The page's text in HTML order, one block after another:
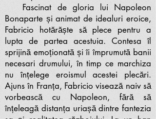
Fascinat de gloria lui Napoleon
Bonaparte și animat de idealuri eroice,
Fabricio hotărăște să plece pentru a
lupta de partea acestuia. Contesa îl
sprijină emoționată și îi împrumută banii
necesari drumului, în timp ce marchiza
nu înțelege eroismul acestei plecări.
Ajuns în Franța, Fabricio visează naiv să
vorbească cu Napoleon, fără să
înțeleagă distanța uriașă dintre fantezia